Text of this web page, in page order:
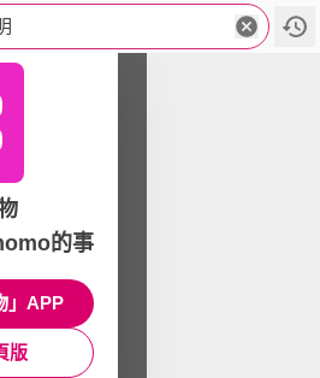
的事
」APP
版